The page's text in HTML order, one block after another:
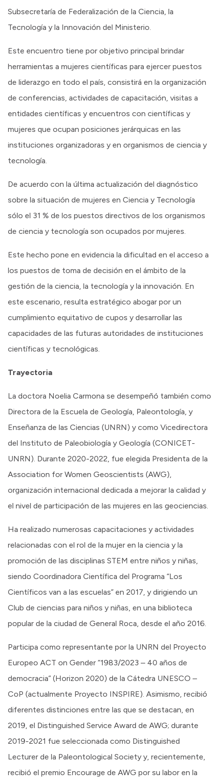
Subsecretaría de Federalización de la Ciencia, la
Tecnología y la Innovación del Ministerio.
Este encuentro tiene por objetivo principal brindar
herramientas a mujeres científicas para ejercer puestos
de liderazgo en todo el país, consistirá en la organización
de conferencias, actividades de capacitación, visitas a
entidades científicas y encuentros con científicas y
mujeres que ocupan posiciones jerárquicas en las
instituciones organizadoras y en organismos de ciencia y
tecnología.
De acuerdo con la última actualización del diagnóstico
sobre la situación de mujeres en Ciencia y Tecnología
sólo el 31 % de los puestos directivos de los organismos
de ciencia y tecnología son ocupados por mujeres.
Este hecho pone en evidencia la dificultad en el acceso a
los puestos de toma de decisión en el ámbito de la
gestión de la ciencia, la tecnología y la innovación. En
este escenario, resulta estratégico abogar por un
cumplimiento equitativo de cupos y desarrollar las
capacidades de las futuras autoridades de instituciones
científicas y tecnológicas.
Trayectoria
La doctora Noelia Carmona se desempeñó también como
Directora de la Escuela de Geología, Paleontología, y
Enseñanza de las Ciencias (UNRN) y como Vicedirectora
del Instituto de Paleobiología y Geología (CONICET-
UNRN). Durante 2020-2022, fue elegida Presidenta de la
Association for Women Geoscientists (AWG),
organización internacional dedicada a mejorar la calidad y
el nivel de participación de las mujeres en las geociencias.
Ha realizado numerosas capacitaciones y actividades
relacionadas con el rol de la mujer en la ciencia y la
promoción de las disciplinas STEM entre niños y niñas,
siendo Coordinadora Científica del Programa “Los
Científicos van a las escuelas” en 2017, y dirigiendo un
Club de ciencias para niños y niñas, en una biblioteca
popular de la ciudad de General Roca, desde el año 2016.
Participa como representante por la UNRN del Proyecto
Europeo ACT on Gender “1983/2023 – 40 años de
democracia” (Horizon 2020) de la Cátedra UNESCO –
CoP (actualmente Proyecto INSPIRE). Asimismo, recibió
diferentes distinciones entre las que se destacan, en
2019, el Distinguished Service Award de AWG; durante
2019-2021 fue seleccionada como Distinguished
Lecturer de la Paleontological Society y, recientemente,
recibió el premio Encourage de AWG por su labor en la